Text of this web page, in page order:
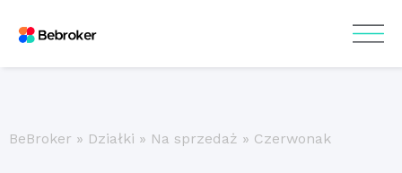
BeBroker » Działki » Na sprzedaż » Czerwonak